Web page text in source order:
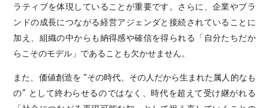
ラティブを体現していることが重要です。さらに、企業やブラ
ンドの成長につながる経営アジェンダと接続されていることに
加え、組織の中からも納得感や確信を得られる「自分たちだか
らこそのモデル」であることも欠かせません。
また、価値創造を “その時代、その人だから生まれた属人的なも
の” として終わらせるのではなく、時代を超えて受け継がれる